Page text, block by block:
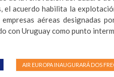
el acuerdo habilita la
empresas aéreas designadas
con Uruguay como punto
AIR EUROPA INAUGURARÁ DOS